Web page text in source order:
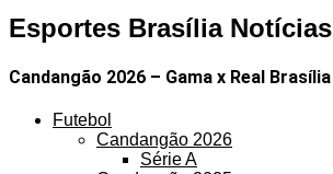
Esportes Brasília Notícias
Candangão 2026 – Gama x Real Brasília
Futebol
Candangão 2026
Série A